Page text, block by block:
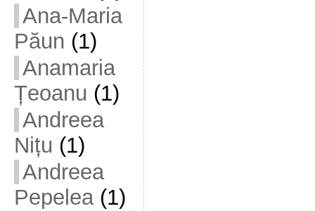
Ana-Maria
Păun (1)
Anamaria
Țeoanu (1)
Andreea
Nițu (1)
Andreea
Pepelea(1)